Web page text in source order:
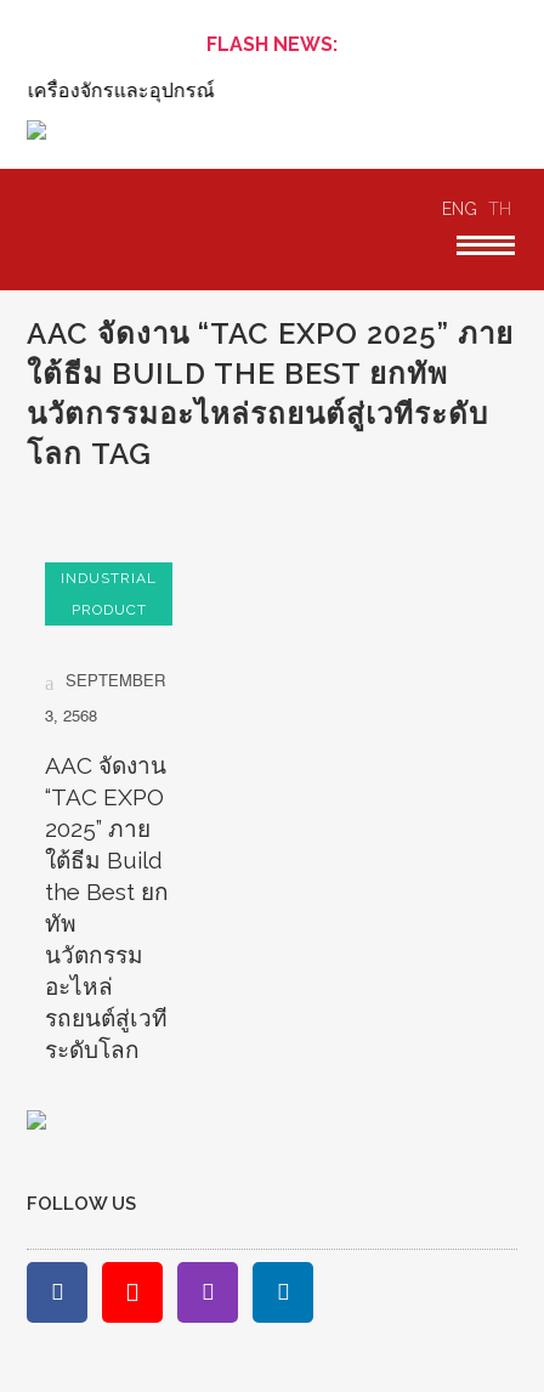
FLASH NEWS:
เครื่องจักรและอุปกรณ์
ENG TH
AAC จัดงาน “TAC EXPO 2025” ภาย
ใต้ธีม BUILD THE BEST ยกทัพ
นวัตกรรมอะไหล่รถยนต์สู่เวทีระดับ
โลก TAG
INDUSTRIAL
PRODUCT
SEPTEMBER
3, 2568
AAC จัดงาน
“TAC EXPO
2025” ภาย
ใต้ธีม Build
the Best ยก
ทัพ
นวัตกรรม
อะไหล่
รถยนต์สู่เวที
ระดับโลก
FOLLOW US